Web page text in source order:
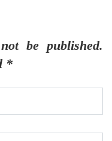
be published.
*